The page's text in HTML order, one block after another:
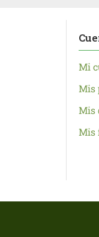
Mi
Mis
Mis
Mis